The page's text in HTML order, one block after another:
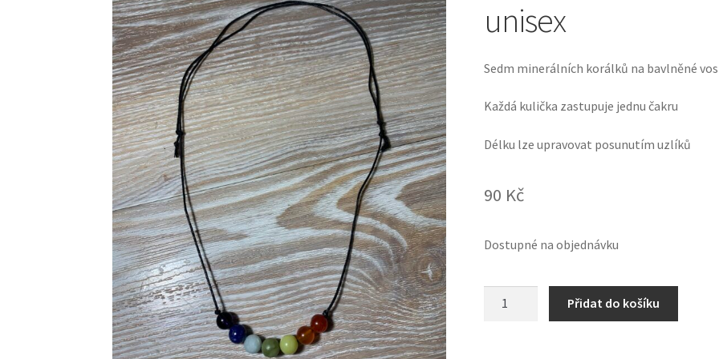
unisex
Sedm minerálních korálků na bavlněné
Každá kulička zastupuje jednu čakru
Délku lze upravovat posunutím uzlíků
90 Kč
Dostupné na objednávku
Přidat do košíku